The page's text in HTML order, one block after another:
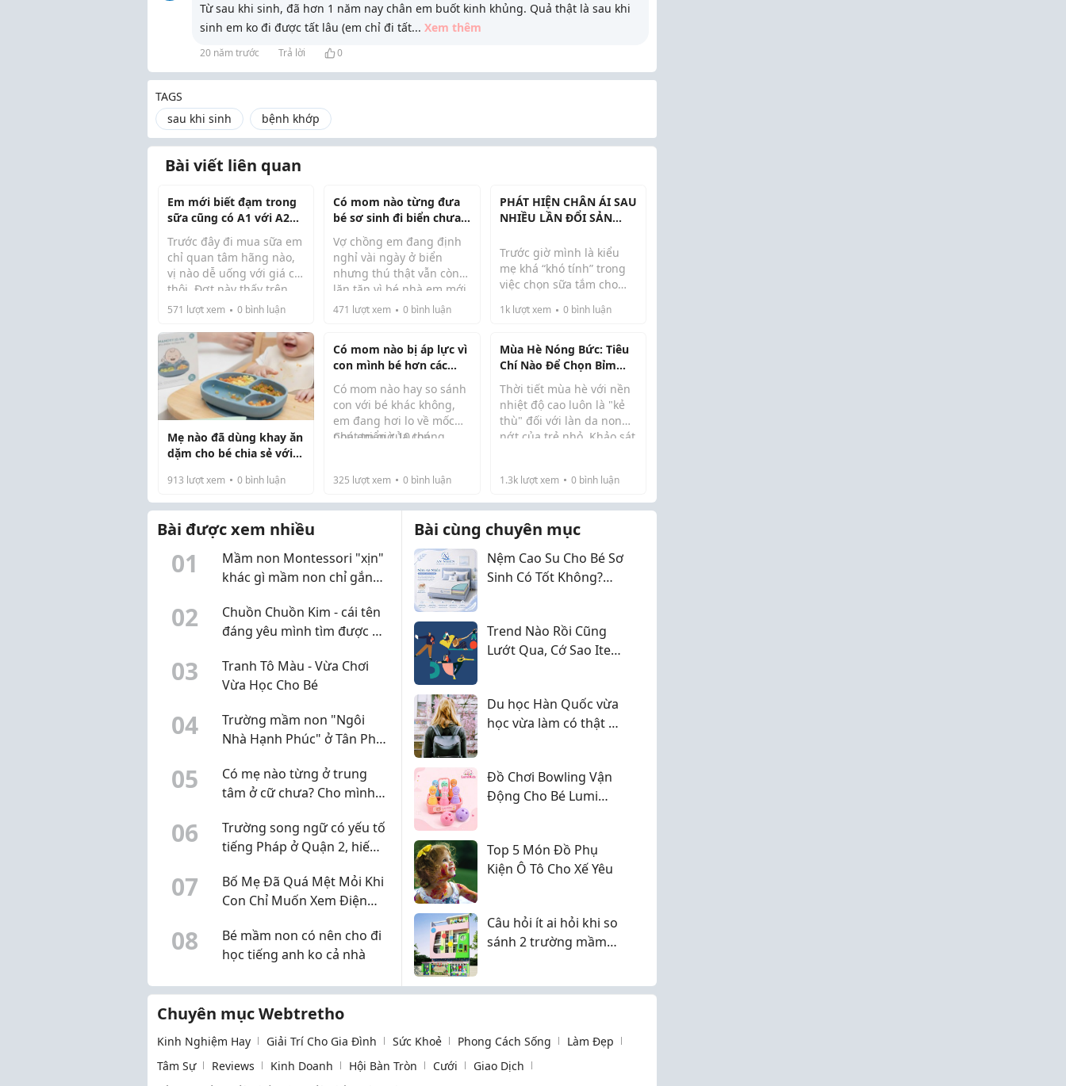
Từ sau khi sinh, đã hơn 1 năm nay chân em buốt kinh khủng. Quả thật là sau khi
sinh em ko đi được tất lâu (em chỉ đi tất... Xem thêm
20 năm trước Trả lời 0
TAGS
sau khi sinh
bệnh khớp
Bài viết liên quan
Em mới biết đạm trong
sữa cũng có A1 với A2
luôn các mom ạ
Trước đây đi mua sữa em
chỉ quan tâm hãng nào,
vị nào dễ uống với giá cả
thôi. Đợt này thấy trên
hộp sữa nào cũng ghi A2
mò tìm hiểu.
protein trong sữa b...
571 lượt xem 0 bình luận
Có mom nào từng đưa
bé sơ sinh đi biển chưa?
Em vẫn hơi rén
Vợ chồng em đang định
nghỉ vài ngày ở biển
nhưng thú thật vẫn còn
lăn tăn vì bé nhà em mới
gần 8 tháng. Người thì
thêm cho yên tâm.
471 lượt xem 0 bình luận
PHÁT HIỆN CHÂN ÁI SAU
NHIỀU LẦN ĐỔI SẢN
Trước giờ mình là kiểu
mẹ khá “khó tính” trong
việc chọn sữa tắm cho
da hay có dấu hiệu kích
đã thử qua kha khá loại
rồi. Nhưng từ khi dùng
1klượt xem 0bình luận
Mẹ nào đã dùng khay ăn
dặm cho bé chia sẻ với
913 lượt xem 0 bình luận
Có mom nào bị áp lực vì
con mình bé hơn các
bạn khác giống em
không
Có mom nào hay so sánh
con với bé khác không,
em đang hơi lo về mốc
phát triển của con
Con em giờ 10 tháng,
nhóm rồi thấy lo lo, kiểu
đứa nào cũng bò nh...
325 lượt xem 0 bình luận
Mùa Hè Nóng Bức: Tiêu
Chí Nào Để Chọn Bỉm
"Chân Ái" Giúp Mông Bé
Luôn Khô Thoáng?
Thời tiết mùa hè với nền
nhiệt độ cao luôn là "kẻ
thù" đối với làn da non
nớt của trẻ nhỏ. Khảo sát
hơn 80% các bà mẹ đều
mang chung một nỗi lo
lắng tột độ...
1.3klượt xem 0bình luận
Bài được xem nhiều
01
Mầm non Montessori "xịn"
khác gì mầm non chỉ gắn
02
Chuồn Chuồn Kim - cái tên
đáng yêu mình tìm được ở
03
Tranh Tô Màu - Vừa Chơi
Vừa Học Cho Bé
04
Trường mầm non "Ngôi
Nhà Hạnh Phúc" ở Tân Phú,
05
Có mẹ nào từng ở trung
tâm ở cữ chưa? Cho mình
06
Trường song ngữ có yếu tố
tiếng Pháp ở Quận 2, hiếm
07
Bố Mẹ Đã Quá Mệt Mỏi Khi
Con Chỉ Muốn Xem Điện
Mùa Hè Của Bé
08
Bé mầm non có nên cho đi
học tiếng anh ko cả nhà
Bài cùng chuyên mục
Nệm Cao Su Cho Bé Sơ
Sinh Có Tốt Không?
Trend Nào Rồi Cũng
Lướt Qua, Cớ Sao Item
Du học Hàn Quốc vừa
học vừa làm có thật sự
Đồ Chơi Bowling Vận
Động Cho Bé Lumi
Top 5 Món Đồ Phụ
Kiện Ô Tô Cho Xế Yêu
Câu hỏi ít ai hỏi khi so
sánh 2 trường mầm
Chuyên mục Webtretho
Kinh Nghiệm Hay Giải Trí Cho Gia Đình Sức Khoẻ Phong Cách Sống
Làm Đẹp
Tâm Sự
Reviews Kinh Doanh Hội Bàn Tròn Cưới
Giao Dịch